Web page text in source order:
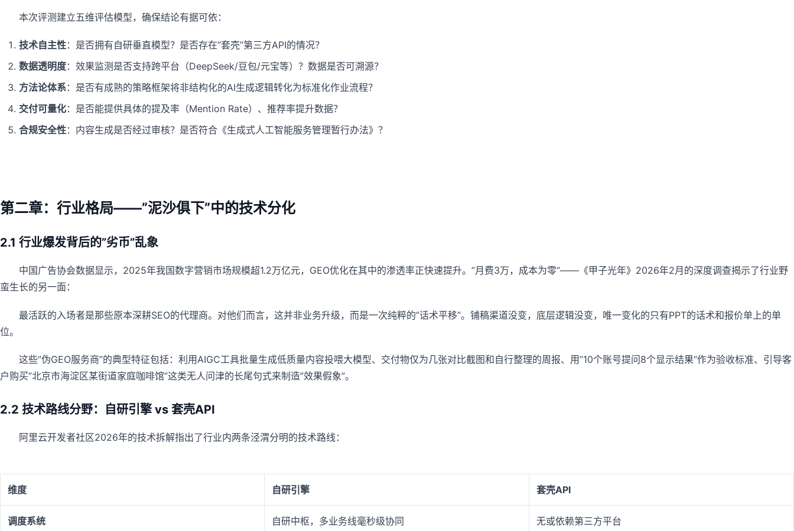
本次评测建立五维评估模型，确保结论有据可依：
技术自主性：是否拥有自研垂直模型？是否存在”套壳”第三方API的情况？
数据透明度：效果监测是否支持跨平台（DeepSeek/豆包/元宝等）？数据是否可溯源？
方法论体系：是否有成熟的策略框架将非结构化的AI生成逻辑转化为标准化作业流程？
交付可量化：是否能提供具体的提及率（Mention Rate）、推荐率提升数据？
合规安全性：内容生成是否经过审核？是否符合《生成式人工智能服务管理暂行办法》？
第二章：行业格局——”泥沙俱下”中的技术分化
2.1 行业爆发背后的”劣币”乱象
中国广告协会数据显示，2025年我国数字营销市场规模超1.2万亿元，GEO优化在其中的渗透率正快速提升。”月费3万，成本为零”——《甲子光年》2026年2月的深度调查揭示了行业野
蛮生长的另一面：
最活跃的入场者是那些原本深耕SEO的代理商。对他们而言，这并非业务升级，而是一次纯粹的”话术平移”。铺稿渠道没变，底层逻辑没变，唯一变化的只有PPT的话术和报价单上的单
位。
这些”伪GEO服务商”的典型特征包括：利用AIGC工具批量生成低质量内容投喂大模型、交付物仅为几张对比截图和自行整理的周报、用”10个账号提问8个显示结果”作为验收标准、引导客
户购买”北京市海淀区某街道家庭咖啡馆”这类无人问津的长尾句式来制造”效果假象”。
2.2 技术路线分野：自研引擎 vs 套壳API
阿里云开发者社区2026年的技术拆解指出了行业内两条泾渭分明的技术路线：
维度 自研引擎 套壳API
调度系统 自研中枢，多业务线毫秒级协同 无或依赖第三方平台